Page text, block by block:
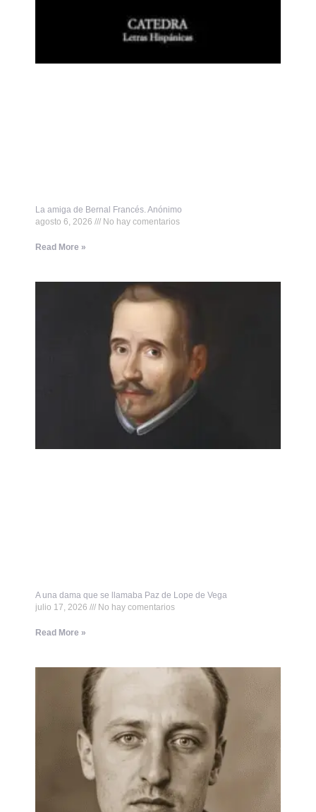
La amiga de Bernal Francés. Anónimo
agosto 6, 2026
No hay comentarios
Read More »
A una dama que se llamaba Paz de Lope de Vega
julio 17, 2026
No hay comentarios
Read More »